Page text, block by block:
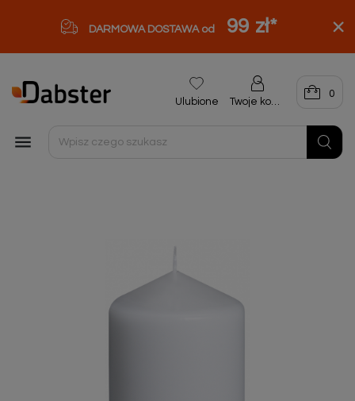
DARMOWA DOSTAWA od 99 zł*

Ulubione Twoje konto
0